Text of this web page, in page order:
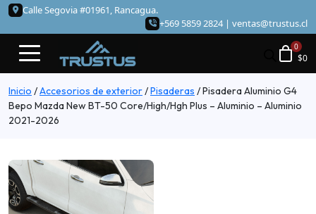
Calle Segovia #01961, Rancagua.
+569 5859 2824 | ventas@trustus.cl
$0
Inicio /Accesorios de exterior/Pisaderas /Pisadera Aluminio G4
Bepo Mazda New BT-50 Core/High/Hgh Plus – Aluminio – Aluminio
2021-2026